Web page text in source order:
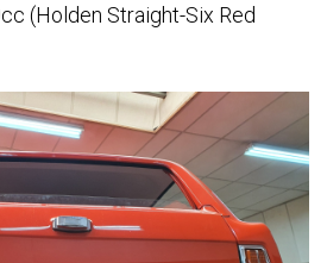
(Holden Straight-Six Red